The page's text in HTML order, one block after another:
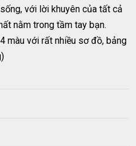
với lời khuyên của tất cả
nằm trong tầm tay bạn.
màu với rất nhiều sơ đồ, bảng